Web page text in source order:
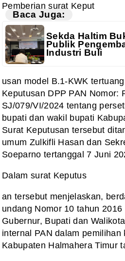
Pemberian surat Keput
Baca Juga:
Sekda Haltim
Publik
Industri Buli
usan model B.1-KWK
Keputusan DPP PAN Nomor:
SJ/079/VI/2024 tentang
bupati dan wakil bupati
Surat Keputusan tersebut
umum Zulkifli Hasan dan
Soeparno tertanggal 7 Juni
Dalam surat Keputus
an tersebut menjelaskan,
undang Nomor 10 tahun
Gubernur, Bupati dan
internal PAN dalam pemilihan
Kabupaten Halmahera Timur